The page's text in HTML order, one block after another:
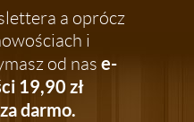
a oprócz
i
od nas e-
19,90 zł
darmo.